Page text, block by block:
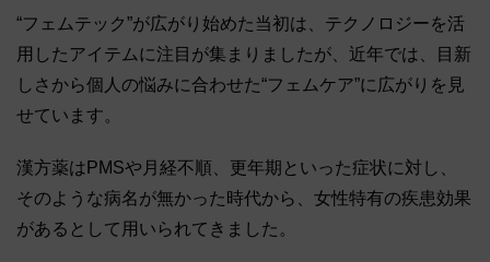
“フェムテック”が広がり始めた当初は、テクノロジーを活
用したアイテムに注目が集まりましたが、近年では、目新
しさから個人の悩みに合わせた“フェムケア”に広がりを見
せています。
漢方薬はPMSや月経不順、更年期といった症状に対し、
そのような病名が無かった時代から、女性特有の疾患効果
があるとして用いられてきました。